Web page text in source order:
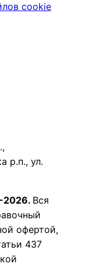
cookie
р.п., ул.
2026. Вся
офертой,
437